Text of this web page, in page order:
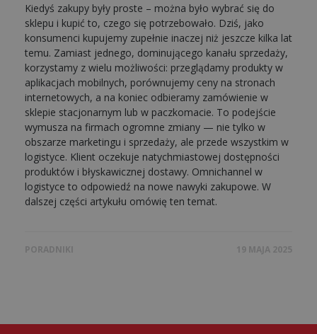
Kiedyś zakupy były proste – można było wybrać się do
sklepu i kupić to, czego się potrzebowało. Dziś, jako
konsumenci kupujemy zupełnie inaczej niż jeszcze kilka lat
temu. Zamiast jednego, dominującego kanału sprzedaży,
korzystamy z wielu możliwości: przeglądamy produkty w
aplikacjach mobilnych, porównujemy ceny na stronach
internetowych, a na koniec odbieramy zamówienie w
sklepie stacjonarnym lub w paczkomacie. To podejście
wymusza na firmach ogromne zmiany — nie tylko w
obszarze marketingu i sprzedaży, ale przede wszystkim w
logistyce. Klient oczekuje natychmiastowej dostępności
produktów i błyskawicznej dostawy. Omnichannel w
logistyce to odpowiedź na nowe nawyki zakupowe. W
dalszej części artykułu omówię ten temat.
PORADNIKI 19 MAJA 2025